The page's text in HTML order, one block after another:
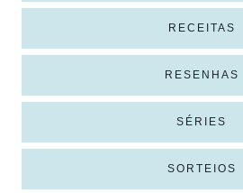
RECEITAS
RESENHAS
SÉRIES
SORTEIOS